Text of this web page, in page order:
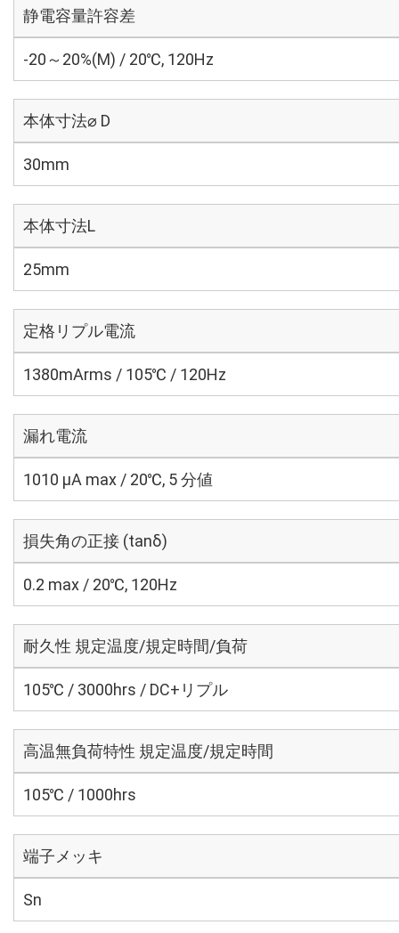
静電容量許容差
-20～20%(M) / 20℃, 120Hz
本体寸法⌀ D
30mm
本体寸法L
25mm
定格リプル電流
1380mArms / 105℃ / 120Hz
漏れ電流
1010 μA max / 20℃, 5 分値
損失角の正接 (tanδ)
0.2 max / 20℃, 120Hz
耐久性 規定温度/規定時間/負荷
105℃ / 3000hrs / DC+リプル
高温無負荷特性 規定温度/規定時間
105℃ / 1000hrs
端子メッキ
Sn